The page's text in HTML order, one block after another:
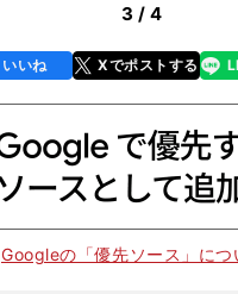
3 / 4
いいね Xでポストする
line
Googleの「優先ソース」につ